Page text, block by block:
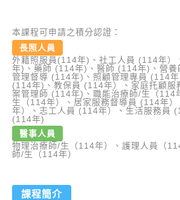
本課程可申請之積分認證：
長照人員
外籍照服員(114年)、社工人員 (114年）
年)、藥師 (114年)、醫師 (114年)、營
管理督導 (114年)、照顧管理專員 (114
(114年)、教保員 (114年）、家庭托顧服
案管理師 (114年)、職能治療師/生（114
生（114年）、居家服務督導員 (114年
年）、志工人員 (114年）、生活服務員
(114年)
醫事人員
物理治療師/生（114年）、護理人員（
師/生（114年）
課程簡介